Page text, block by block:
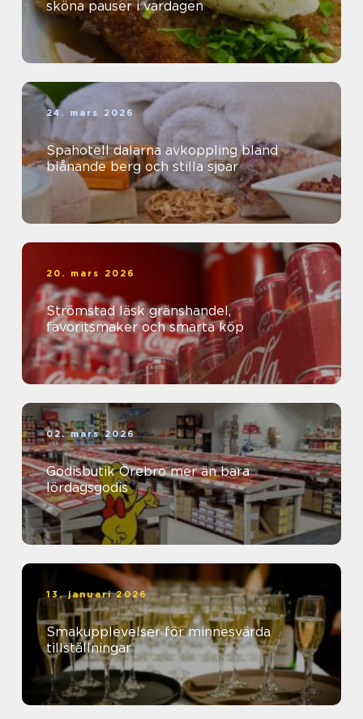
sköna pauser i vardagen
24. mars 2026
Spahotell dalarna avkoppling bland
blånande berg och stilla sjöar
20. mars 2026
Strömstad läsk gränshandel,
favoritsmaker och smarta köp
02. mars 2026
Godisbutik Örebro mer än bara
lördagsgodis
13. januari 2026
Smakupplevelser för minnesvärda
tillställningar